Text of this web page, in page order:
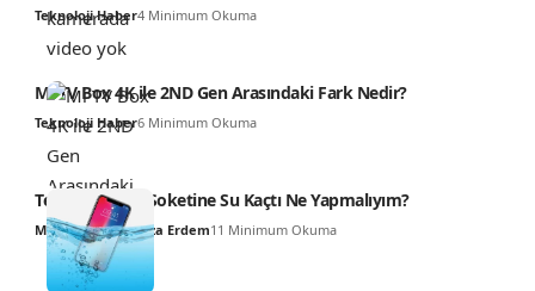
Teknoloji Haber4 Minimum Okuma
Mi TV Box 4K ile 2ND Gen Arasındaki Fark Nedir?
Teknoloji Haber6 Minimum Okuma
Telefonun Şarj Soketine Su Kaçtı Ne Yapmalıyım?
Muhammed Hamza Erdem11 Minimum Okuma